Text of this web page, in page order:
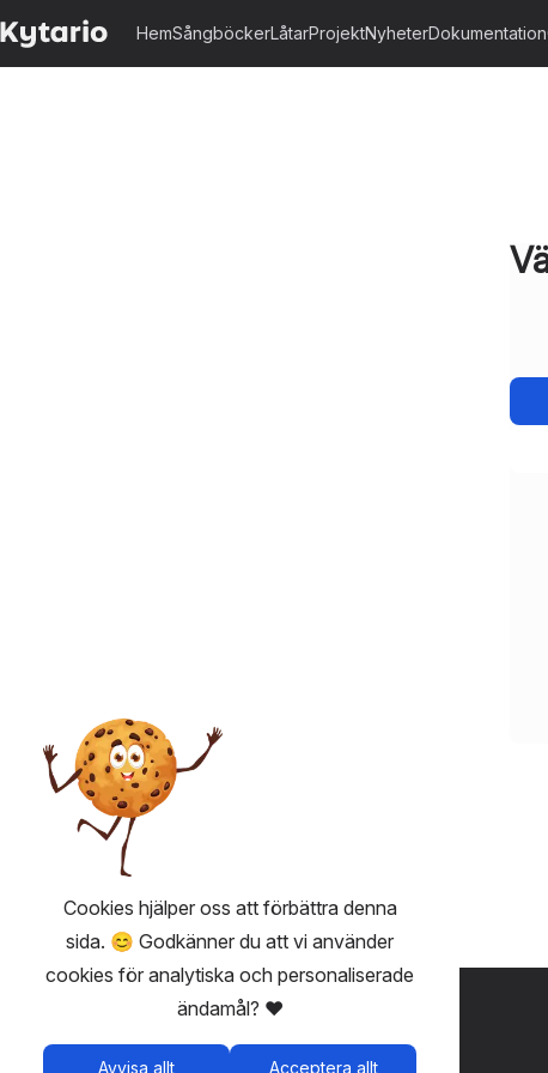
HemSångböckerLåtarProjektNyheterDokumentation
ANVÄNDBART 💡
Fairplay - biljetter utan avgifter
Cookies hjälper oss att förbättra denna
sida. 😊 Godkänner du att vi använder
cookies för analytiska och personaliserade
ändamål? ❤️
Avvisa allt Acceptera allt